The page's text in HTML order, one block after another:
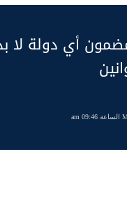
أي دولة لا